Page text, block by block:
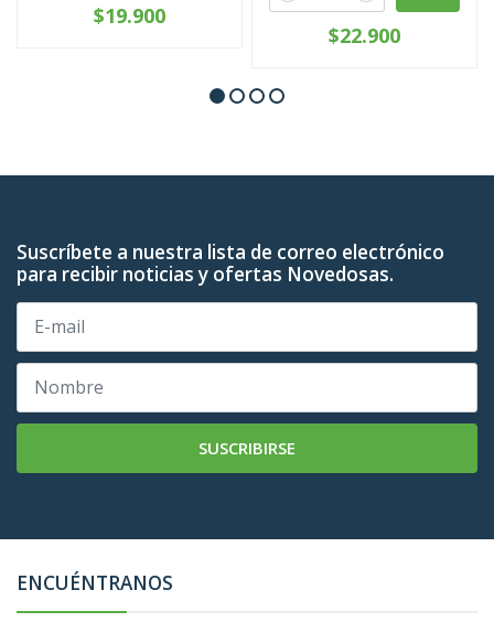
$19.900
$22.900
Suscríbete a nuestra lista de correo electrónico
para recibir noticias y ofertas Novedosas.
SUSCRIBIRSE
ENCUÉNTRANOS